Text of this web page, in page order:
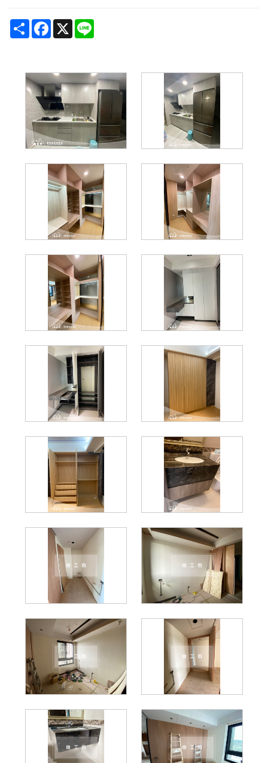
ShareFacebook
X